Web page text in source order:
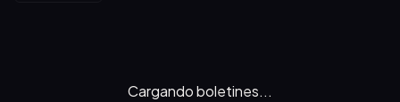
Cargando boletines...